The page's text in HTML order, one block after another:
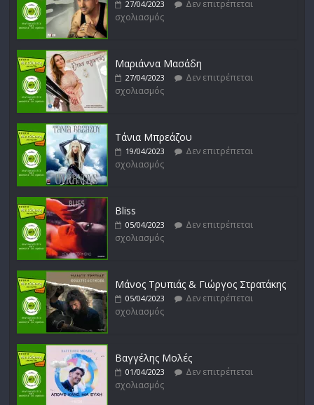
Απόστολος Ρίζος
σχολιασμός
σχολιασμός
27/04/2023
Δεν επιτρέπεται
σχολιασμός
Μαριάννα Μασάδη
27/04/2023
Δεν επιτρέπεται
σχολιασμός
Τάνια Μπρεάζου
19/04/2023
Δεν επιτρέπεται
σχολιασμός
Bliss
05/04/2023
Δεν επιτρέπεται
σχολιασμός
Μάνος Τρυπιάς & Γιώργος Στρατάκης
05/04/2023
Δεν επιτρέπεται
σχολιασμός
Βαγγέλης Μολές
01/04/2023
Δεν επιτρέπεται
σχολιασμός